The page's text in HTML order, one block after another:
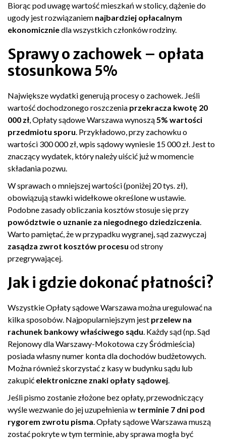
Biorąc pod uwagę wartość mieszkań w stolicy, dążenie do
ugody jest rozwiązaniem najbardziej opłacalnym
ekonomiczniedla wszystkich członków rodziny.
Sprawy o zachowek – opłata
stosunkowa 5%
Największe wydatki generują procesy o zachowek. Jeśli
wartość dochodzonego roszczenia przekracza kwotę 20
000 zł, Opłaty sądowe Warszawa wynoszą5% wartości
przedmiotu sporu. Przykładowo, przy zachowku o
wartości 300 000 zł, wpis sądowy wyniesie 15 000 zł. Jest to
znaczący wydatek, który należy uiścić już w momencie
składania pozwu.
W sprawach o mniejszej wartości (poniżej 20 tys. zł),
obowiązują stawki widełkowe określone w ustawie.
Podobne zasady obliczania kosztów stosuje się przy
powództwie o uznanie za niegodnego dziedziczenia.
Warto pamiętać, że w przypadku wygranej, sąd zazwyczaj
zasądza zwrot kosztów procesu od strony
przegrywającej.
Jak i gdzie dokonać płatności?
Wszystkie Opłaty sądowe Warszawa można uregulować na
kilka sposobów. Najpopularniejszym jest przelew na
rachunek bankowy właściwego sądu. Każdy sąd (np. Sąd
Rejonowy dla Warszawy-Mokotowa czy Śródmieścia)
posiada własny numer konta dla dochodów budżetowych.
Można również skorzystać z kasy w budynku sądu lub
zakupić elektroniczne znaki opłaty sądowej.
Jeśli pismo zostanie złożone bez opłaty, przewodniczący
wyśle wezwanie do jej uzupełnienia w terminie 7 dni pod
rygorem zwrotu pisma. Opłaty sądowe Warszawa muszą
zostać pokryte w tym terminie, aby sprawa mogła być